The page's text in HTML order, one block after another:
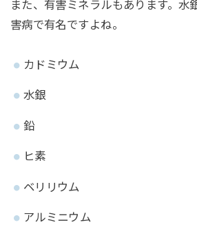
また、有害ミネラルもあります。水
害病で有名ですよね。
カドミウム
水銀
鉛
ヒ素
ベリリウム
アルミニウム